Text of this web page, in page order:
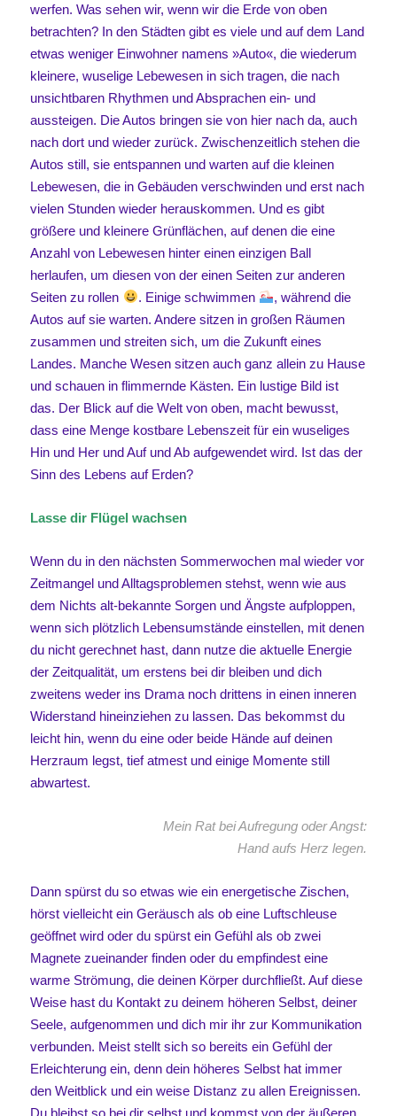
werfen. Was sehen wir, wenn wir die Erde von oben
betrachten? In den Städten gibt es viele und auf dem Land
etwas weniger Einwohner namens »Auto«, die wiederum
kleinere, wuselige Lebewesen in sich tragen, die nach
unsichtbaren Rhythmen und Absprachen ein- und
aussteigen. Die Autos bringen sie von hier nach da, auch
nach dort und wieder zurück. Zwischenzeitlich stehen die
Autos still, sie entspannen und warten auf die kleinen
Lebewesen, die in Gebäuden verschwinden und erst nach
vielen Stunden wieder herauskommen. Und es gibt
größere und kleinere Grünflächen, auf denen die eine
Anzahl von Lebewesen hinter einen einzigen Ball
herlaufen, um diesen von der einen Seiten zur anderen
Seiten zu rollen
. Einige schwimmen
, während die
Autos auf sie warten. Andere sitzen in großen Räumen
zusammen und streiten sich, um die Zukunft eines
Landes. Manche Wesen sitzen auch ganz allein zu Hause
und schauen in flimmernde Kästen. Ein lustige Bild ist
das. Der Blick auf die Welt von oben, macht bewusst,
dass eine Menge kostbare Lebenszeit für ein wuseliges
Hin und Her und Auf und Ab aufgewendet wird. Ist das der
Sinn des Lebens auf Erden?
Lasse dir Flügel wachsen
Wenn du in den nächsten Sommerwochen mal wieder vor
Zeitmangel und Alltagsproblemen stehst, wenn wie aus
dem Nichts alt-bekannte Sorgen und Ängste aufploppen,
wenn sich plötzlich Lebensumstände einstellen, mit denen
du nicht gerechnet hast, dann nutze die aktuelle Energie
der Zeitqualität, um erstens bei dir bleiben und dich
zweitens weder ins Drama noch drittens in einen inneren
Widerstand hineinziehen zu lassen. Das bekommst du
leicht hin, wenn du eine oder beide Hände auf deinen
Herzraum legst, tief atmest und einige Momente still
abwartest.
Mein Rat bei Aufregung oder Angst:
Hand aufs Herz legen.
Dann spürst du so etwas wie ein energetische Zischen,
hörst vielleicht ein Geräusch als ob eine Luftschleuse
geöffnet wird oder du spürst ein Gefühl als ob zwei
Magnete zueinander finden oder du empfindest eine
warme Strömung, die deinen Körper durchfließt. Auf diese
Weise hast du Kontakt zu deinem höheren Selbst, deiner
Seele, aufgenommen und dich mir ihr zur Kommunikation
verbunden. Meist stellt sich so bereits ein Gefühl der
Erleichterung ein, denn dein höheres Selbst hat immer
den Weitblick und ein weise Distanz zu allen Ereignissen.
Du bleibst so bei dir selbst und kommst von der äußeren